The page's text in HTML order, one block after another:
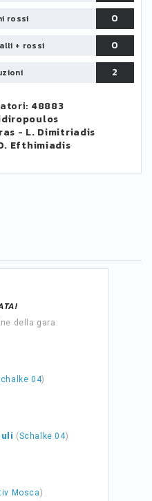
rossi
0
+ rossi
0
2
48883
- L. Dimitriadis
Efthimiadis
della gara.
04)
(Schalke 04)
Mosca)